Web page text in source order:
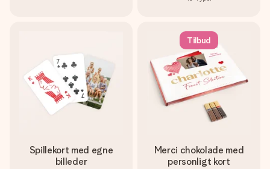
Spillekort med egne
billeder
Tilbud
Merci chokolade med
personligt kort